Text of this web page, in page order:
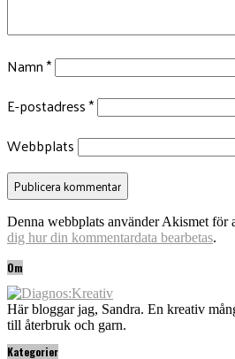
Namn*
E-postadress*
Webbplats
Denna webbplats använder Akismet för
dig hur din kommentardata bearbetas.
Om
Här bloggar jag, Sandra. En kreativ
till återbruk och garn.
Kategorier